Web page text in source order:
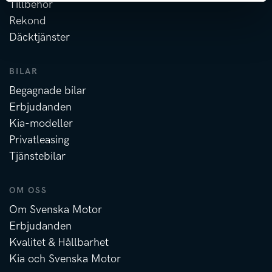
Tillbehör
Rekond
Däcktjänster
BILAR
Begagnade bilar
Erbjudanden
Kia-modeller
Privatleasing
Tjänstebilar
OM OSS
Om Svenska Motor
Erbjudanden
Kvalitet & Hållbarhet
Kia och Svenska Motor